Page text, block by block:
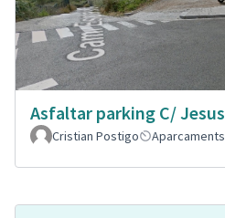
Asfaltar parking C/ Jesus
Cristian Postigo
Aparcaments